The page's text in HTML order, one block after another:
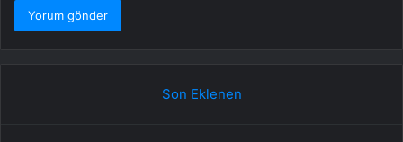
Son Eklenen